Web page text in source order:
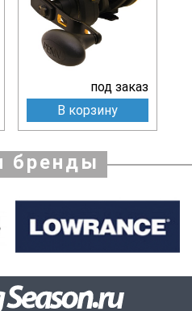
под заказ
В корзину
бренды